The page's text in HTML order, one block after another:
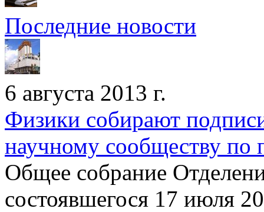
Последние новости
6 августа 2013 г.
Физики собирают
научному сообществу
Общее собрание
состоявшегося 17 июля